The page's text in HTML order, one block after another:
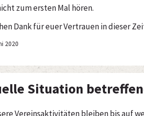
zum ersten Mal hören.
Dank für euer Vertrauen in dieser
2020
Situation
Vereinsaktivitäten bleiben bis auf